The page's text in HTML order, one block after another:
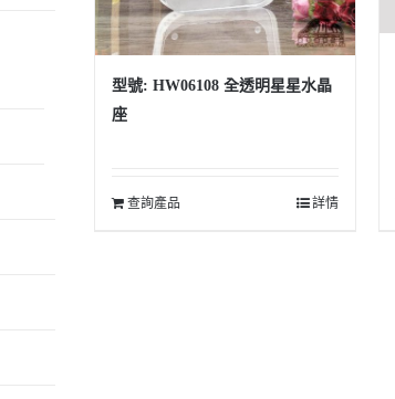
型號: HW06108 全透明星星水晶
座
查詢產品 詳情